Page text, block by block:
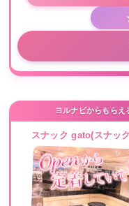
ヨルナビからもらえ
スナック gato(スナッ